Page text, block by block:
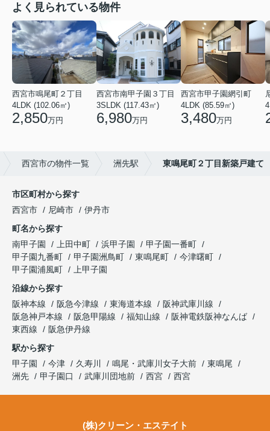
よく見られている物件
西宮市鳴尾町２丁目
4LDK (102.06㎡)
2,850万円
西宮市南甲子園３丁目
3SLDK (117.43㎡)
6,980万円
西宮市甲子園網引町
4LDK (85.59㎡)
3,480万円
西宮市の物件一覧 洲先駅 東鳴尾町２丁目新築戸建て
市区町村から探す
西宮市
尼崎市
伊丹市
町名から探す
南甲子園
上田中町 浜甲子園
甲子園一番町
甲子園九番町
甲子園洲鳥町 東鳴尾町
今津曙町
甲子園浦風町
上甲子園
沿線から探す
阪神本線
阪急今津線 東海道本線
阪神武庫川線
阪急神戸本線
阪急甲陽線 福知山線
阪神電鉄阪神なんば
東西線
阪急伊丹線
駅から探す
甲子園
今津 久寿川 鳴尾・武庫川女子大前
東鳴尾
洲先
甲子園口 武庫川団地前 西宮 西宮
(株)クリーン・エステイト